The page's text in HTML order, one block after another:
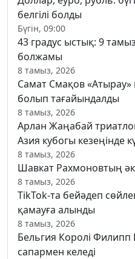
белгілі болды
Бүгін, 09:00
43 градус ыстық: 9
болжамы
8 тамыз, 2026
Самат Смақов «Атырау»
болып тағайындалды
8 тамыз, 2026
Арлан Жаңабай
Азия кубогы кезеңінде
8 тамыз, 2026
Шавкат Рахмоновтың
8 тамыз, 2026
TikTok-та бейәдеп
қамауға алынды
8 тамыз, 2026
Бельгия Королі Филипп
сапармен келеді